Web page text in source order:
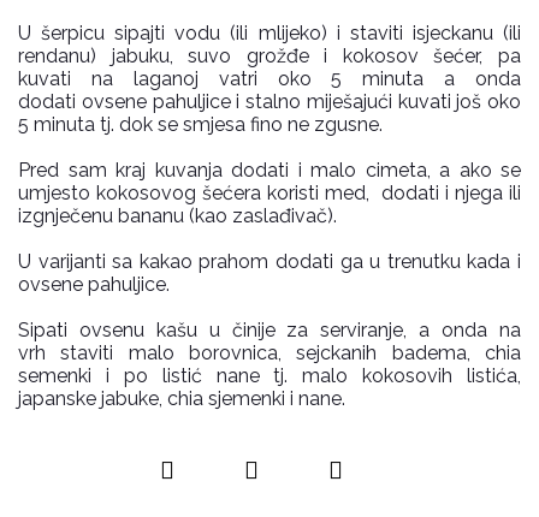
U šerpicu sipajti vodu (ili mlijeko) i staviti isjeckanu (ili
rendanu) jabuku, suvo grožđe i kokosov šećer, pa
kuvati na laganoj vatri oko 5 minuta a onda
dodati ovsene pahuljice i stalno miješajući kuvati još oko
5 minuta tj. dok se smjesa fino ne zgusne.
Pred sam kraj kuvanja dodati i malo cimeta, a ako se
umjesto kokosovog šećera koristi med, dodati i njega ili
izgnječenu bananu (kao zaslađivač).
U varijanti sa kakao prahom dodati ga u trenutku kada i
ovsene pahuljice.
Sipati ovsenu kašu u činije za serviranje, a onda na
vrh staviti malo borovnica, sejckanih badema, chia
semenki i po listić nane tj. malo kokosovih listića,
japanske jabuke, chia sjemenki i nane.